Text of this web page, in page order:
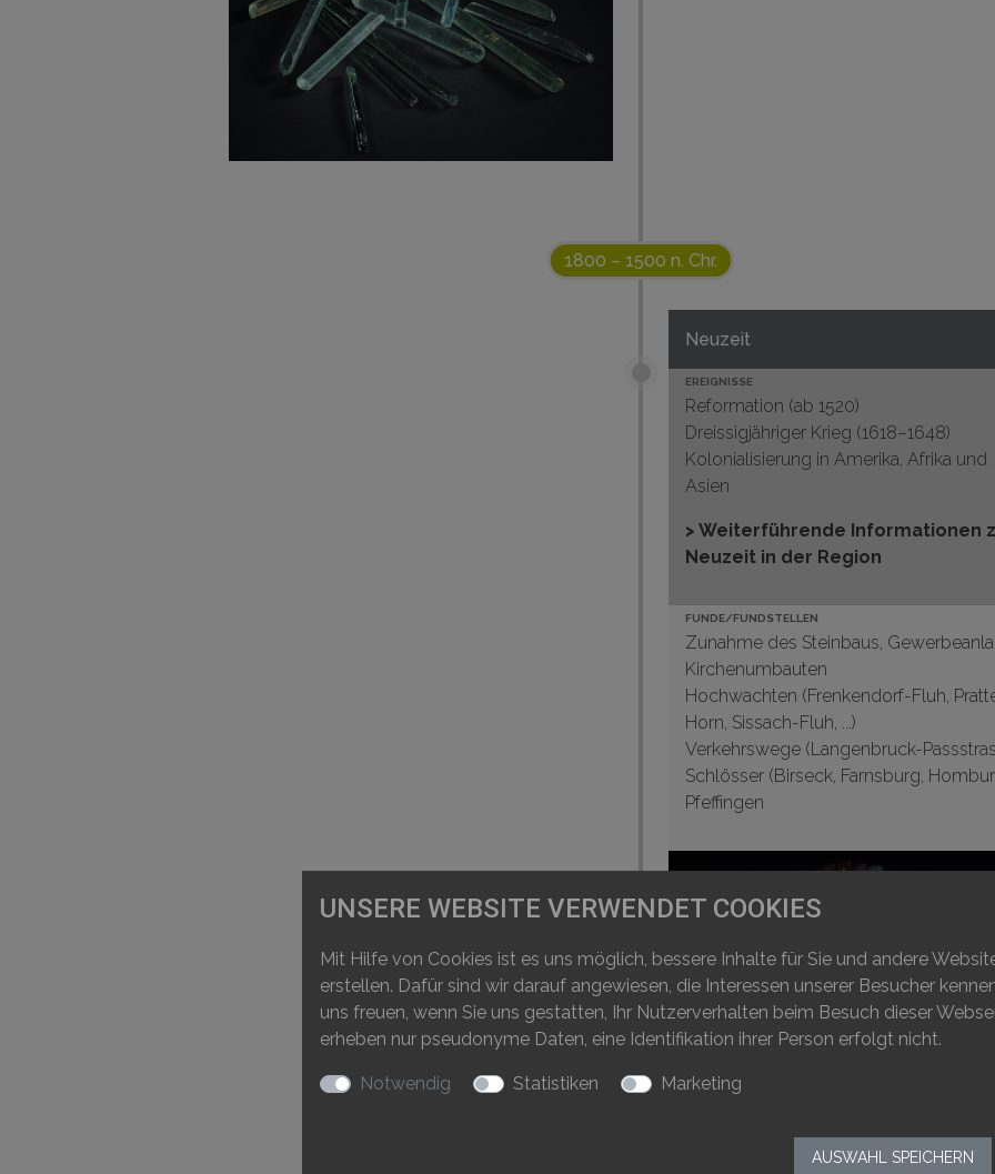
1800 – 1500 n. Chr.
Neuzeit
EREIGNISSE
Reformation (ab 1520)
Dreissigjähriger Krieg (1618–1648)
Kolonialisierung in Amerika, Afrika und
Asien
> Weiterführende Informationen
Neuzeit in der Region
FUNDE/FUNDSTELLEN
Zunahme des Steinbaus,
Kirchenumbauten
Hochwachten (Frenkendorf-Fluh,
Horn , Sissach-Fluh, ...)
Verkehrswege (Langenbruck-
Schlösser (Birseck, Farnsburg
Pfeffingen
UNSERE WEBSITE VERWENDET COOKIES
Mit Hilfe von Cookies ist es uns möglich, bessere Inhalte für Sie und andere
erstellen. Dafür sind wir darauf angewiesen, die Interessen unserer Besucher
uns freuen, wenn Sie uns gestatten, Ihr Nutzerverhalten beim Besuch dieser
erheben nur pseudonyme Daten, eine Identifikation ihrer Person erfolgt nicht.
Notwendig Statistiken Marketing
AUSWAHL SPEICHERN